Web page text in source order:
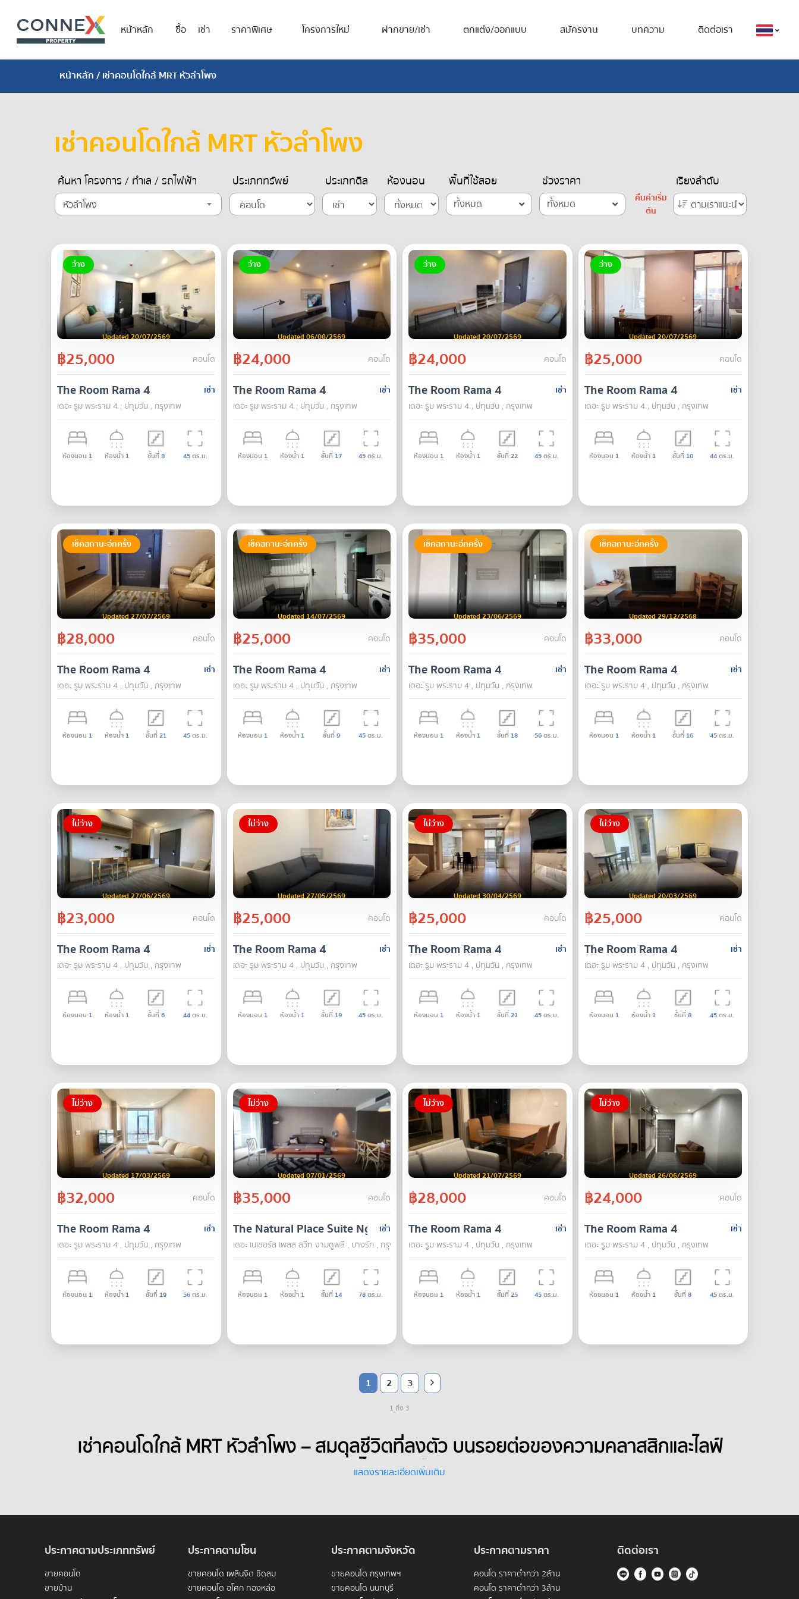
หน้าหลัก ซื้อ เช่า ราคาพิเศษ โครงการใหม่ ฝากขาย/เช่า ตกแต่ง/ออกแบบ สมัครงาน บทความ ติดต่อเรา
หน้าหลัก/ เช่าคอนโดใกล้ MRT หัวลำโพง
เช่าคอนโดใกล้ MRT หัวลำโพง
ค้นหา โครงการ / ทำเล / รถไฟฟ้า
หัวลำโพง
ประเภททรัพย์ ประเภทดีล ห้องนอน พื้นที่ใช้สอย
ทั้งหมด
ช่วงราคา
ทั้งหมด
คืนค่าเริ่ม
ต้น
เรียงลำดับ
ว่าง
Updated 20/07/2569
฿25,000 คอนโด
เช่า
The Room Rama 4
เดอะ รูม พระราม 4 , ปทุมวัน , กรุงเทพ
ห้องนอน 1 ห้องน้ำ 1 ชั้นที่8 45ตร.ม.
ว่าง
Updated 06/08/2569
฿24,000 คอนโด
เช่า
The Room Rama 4
เดอะ รูม พระราม 4 , ปทุมวัน , กรุงเทพ
ห้องนอน 1 ห้องน้ำ 1 ชั้นที่ 17 45ตร.ม.
ว่าง
Updated 20/07/2569
฿24,000 คอนโด
เช่า
The Room Rama 4
เดอะ รูม พระราม 4 , ปทุมวัน , กรุงเทพ
ห้องนอน 1 ห้องน้ำ 1 ชั้นที่22 45ตร.ม.
ว่าง
Updated 20/07/2569
฿25,000 คอนโด
เช่า
The Room Rama 4
เดอะ รูม พระราม 4 , ปทุมวัน , กรุงเทพ
ห้องนอน 1 ห้องน้ำ 1 ชั้นที่ 10 44ตร.ม.
เช็คสถานะอีกครั้ง
Updated 27/07/2569
฿28,000 คอนโด
เช่า
The Room Rama 4
เดอะ รูม พระราม 4 , ปทุมวัน , กรุงเทพ
ห้องนอน 1 ห้องน้ำ 1 ชั้นที่21 45ตร.ม.
เช็คสถานะอีกครั้ง
Updated 14/07/2569
฿25,000 คอนโด
เช่า
The Room Rama 4
เดอะ รูม พระราม 4 , ปทุมวัน , กรุงเทพ
ห้องนอน 1 ห้องน้ำ 1 ชั้นที่9 45ตร.ม.
เช็คสถานะอีกครั้ง
Updated 23/06/2569
฿35,000 คอนโด
เช่า
The Room Rama 4
เดอะ รูม พระราม 4 , ปทุมวัน , กรุงเทพ
ห้องนอน 1 ห้องน้ำ 1 ชั้นที่ 18 56ตร.ม.
เช็คสถานะอีกครั้ง
Updated 29/12/2568
฿33,000 คอนโด
เช่า
The Room Rama 4
เดอะ รูม พระราม 4 , ปทุมวัน , กรุงเทพ
ห้องนอน 1 ห้องน้ำ 1 ชั้นที่ 16 45ตร.ม.
ไม่ว่าง
Updated 27/06/2569
฿23,000 คอนโด
เช่า
The Room Rama 4
เดอะ รูม พระราม 4 , ปทุมวัน , กรุงเทพ
ห้องนอน 1 ห้องน้ำ 1 ชั้นที่6 44ตร.ม.
ไม่ว่าง
Updated 27/05/2569
฿25,000 คอนโด
เช่า
The Room Rama 4
เดอะ รูม พระราม 4 , ปทุมวัน , กรุงเทพ
ห้องนอน 1 ห้องน้ำ 1 ชั้นที่ 19 45ตร.ม.
ไม่ว่าง
Updated 30/04/2569
฿25,000 คอนโด
เช่า
The Room Rama 4
เดอะ รูม พระราม 4 , ปทุมวัน , กรุงเทพ
ห้องนอน 1 ห้องน้ำ 1 ชั้นที่21 45ตร.ม.
ไม่ว่าง
Updated 20/03/2569
฿25,000 คอนโด
เช่า
The Room Rama 4
เดอะ รูม พระราม 4 , ปทุมวัน , กรุงเทพ
ห้องนอน 1 ห้องน้ำ 1 ชั้นที่8 45ตร.ม.
ไม่ว่าง
Updated 17/03/2569
฿32,000 คอนโด
เช่า
The Room Rama 4
เดอะ รูม พระราม 4 , ปทุมวัน , กรุงเทพ
ห้องนอน 1 ห้องน้ำ 1 ชั้นที่ 19 56ตร.ม.
ไม่ว่าง
Updated 07/01/2569
฿35,000 คอนโด
เช่า
The Natural Place Suite Ngam Duphli
เดอะ เนเชอรัล เพลส สวีท งามดูพลี , บางรัก , กรุงเทพ
ห้องนอน 1 ห้องน้ำ 1 ชั้นที่ 14 78ตร.ม.
ไม่ว่าง
Updated 21/07/2569
฿28,000 คอนโด
เช่า
The Room Rama 4
เดอะ รูม พระราม 4 , ปทุมวัน , กรุงเทพ
ห้องนอน 1 ห้องน้ำ 1 ชั้นที่25 45ตร.ม.
ไม่ว่าง
Updated 26/06/2569
฿24,000 คอนโด
เช่า
The Room Rama 4
เดอะ รูม พระราม 4 , ปทุมวัน , กรุงเทพ
ห้องนอน 1 ห้องน้ำ 1 ชั้นที่8 45ตร.ม.
1 2 3
1 ถึง 3
เช่าคอนโดใกล้ MRT หัวลำโพง – สมดุลชีวิตที่ลงตัว บนรอยต่อของความคลาสสิกและไลฟ์
สไตล์คนเมือง
แสดงรายละเอียดเพิ่มเติม
ประกาศตามประเภททรัพย์
ขายคอนโด
ขายบ้าน
ประกาศตามโซน
ขายคอนโด เพลินจิต ชิดลม
ขายคอนโด อโศก ทองหล่อ
ประกาศตามจังหวัด
ขายคอนโด กรุงเทพฯ
ขายคอนโด นนทบุรี
ประกาศตามราคา
คอนโด ราคาต่ำกว่า 2ล้าน
คอนโด ราคาต่ำกว่า 3ล้าน
ติดต่อเรา